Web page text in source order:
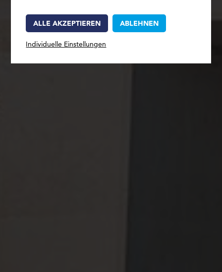
ALLE AKZEPTIEREN ABLEHNEN
Individuelle Einstellungen